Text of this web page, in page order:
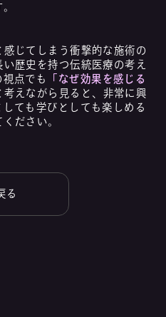
じてしまう衝撃的な施術の
歴史を持つ伝統医療の考え
点でも
「なぜ効果を感じる
考えながら見ると、非常に興
ても学びとしても楽しめる
ださい。
る